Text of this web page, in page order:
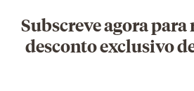
Subscreve agora para
desconto exclusivo